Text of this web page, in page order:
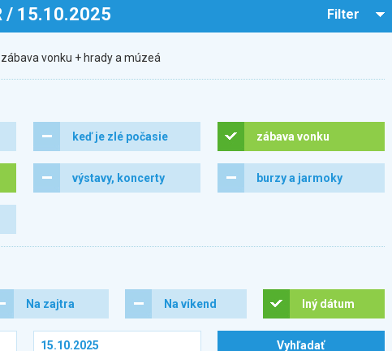
/ 15.10.2025 Filter
zábava vonku + hrady a múzeá
keď je zlé počasie zábava vonku
výstavy, koncerty burzy a jarmoky
Na zajtra Na víkend Iný dátum